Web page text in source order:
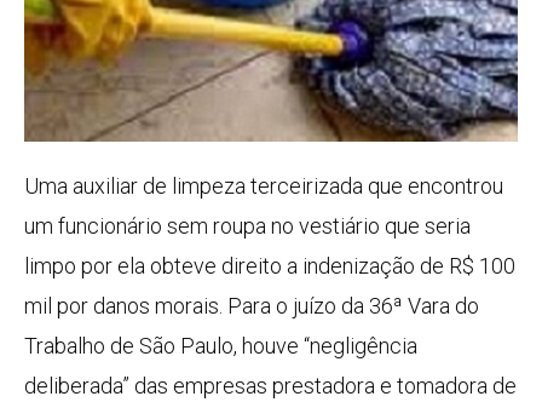
Uma auxiliar de limpeza terceirizada que encontrou
um funcionário sem roupa no vestiário que seria
limpo por ela obteve direito a indenização de R$ 100
mil por danos morais. Para o juízo da 36ª Vara do
Trabalho de São Paulo, houve “negligência
deliberada” das empresas prestadora e tomadora de